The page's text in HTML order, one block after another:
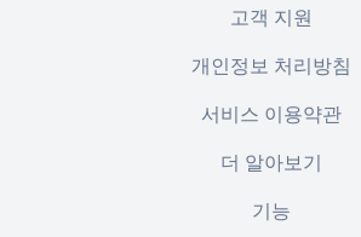
고객 지원
개인정보 처리방침
서비스 이용약관
더 알아보기
기능